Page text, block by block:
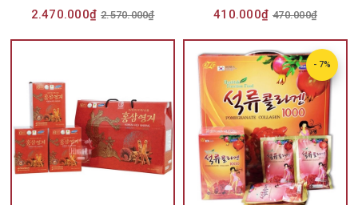
15ml
2.470.000₫ 2.570.000₫ 410.000₫ 470.000₫
- 7%